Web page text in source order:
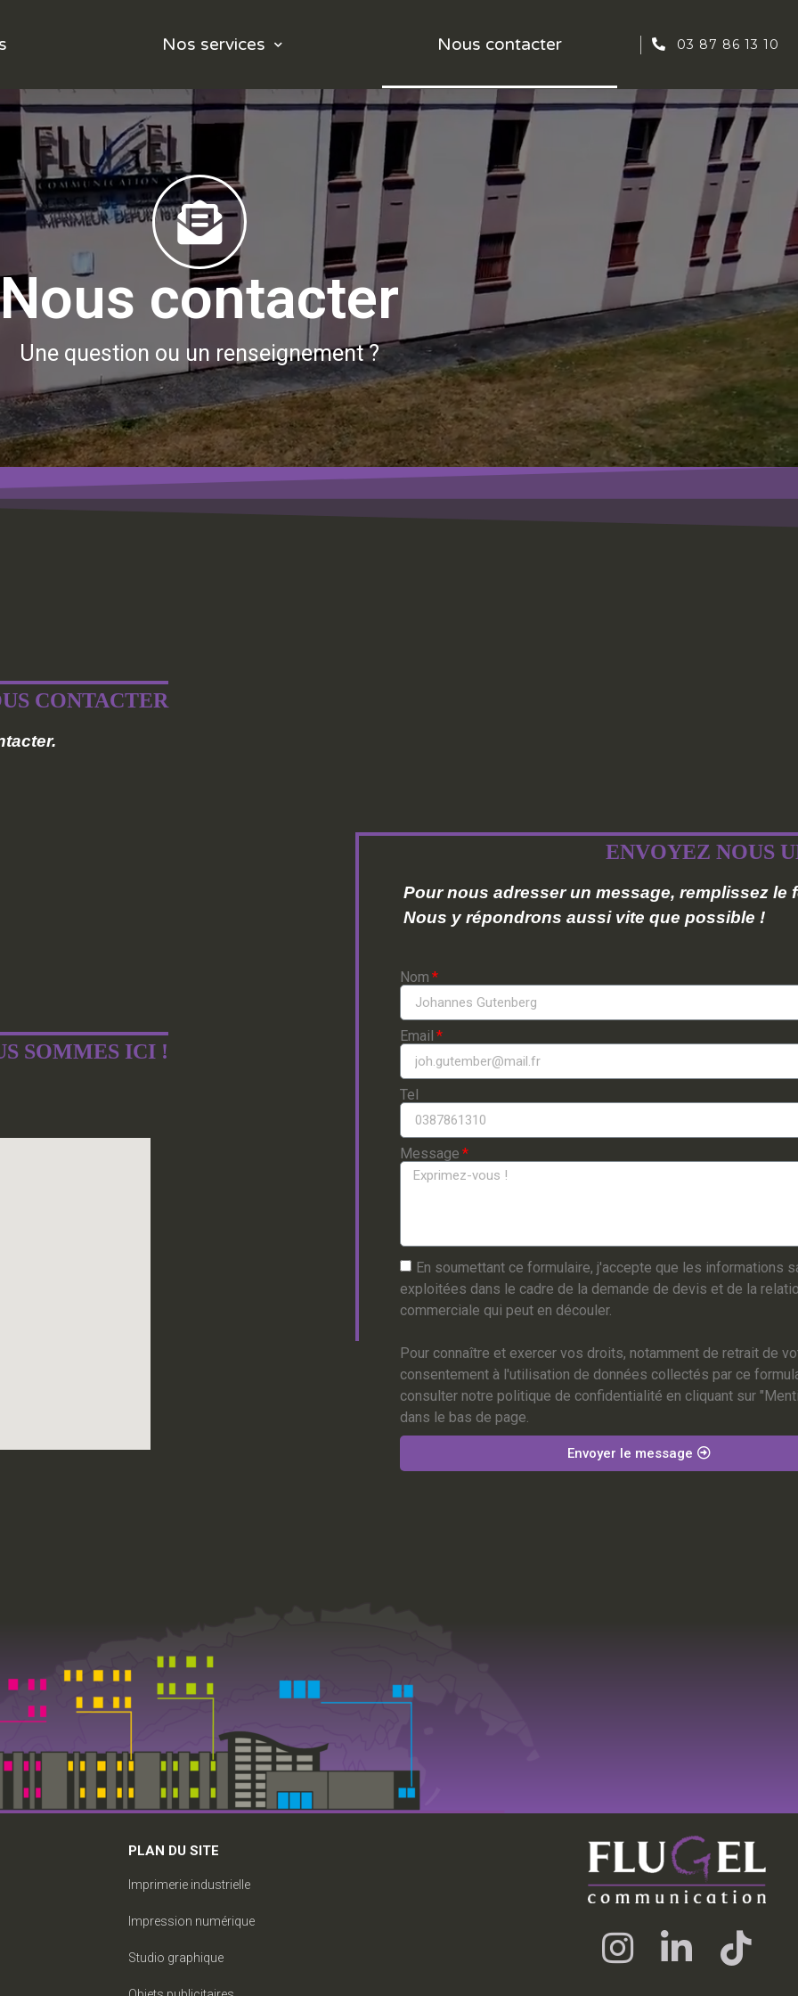
Nos services Nous contacter 03 87 86 13 10
Nous contacter
Une question ou un renseignement ?
CONTACTER
SOMMES ICI !
ENVOYEZ NOUS
Pour nous adresser un message, remplissez le
Nous y répondrons aussi vite que possible !
Nom
Email
Tel
Message
En soumettant ce formulaire, j'accepte que les informations
exploitées dans le cadre de la demande de devis et de la
commerciale qui peut en découler.
Pour connaître et exercer vos droits, notamment de retrait de
consentement à l'utilisation de données collectés par ce
consulter notre politique de confidentialité en cliquant sur
dans le bas de page.
Envoyer le message
PLAN DU SITE
Imprimerie industrielle
Impression numérique
Studio graphique